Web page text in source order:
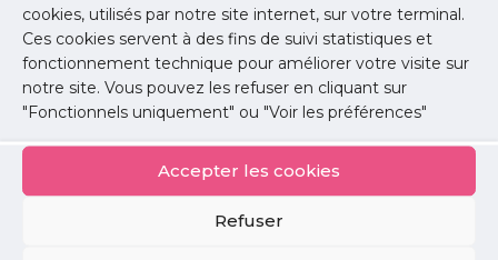
cookies, utilisés par notre site internet, sur votre terminal.
Ces cookies servent à des fins de suivi statistiques et
fonctionnement technique pour améliorer votre visite sur
notre site. Vous pouvez les refuser en cliquant sur
"Fonctionnels uniquement" ou "Voir les préférences"
Accepter les cookies
Refuser